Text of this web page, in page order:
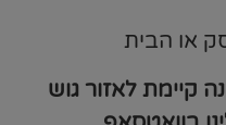
או הבית
קיימת לאזור גוש